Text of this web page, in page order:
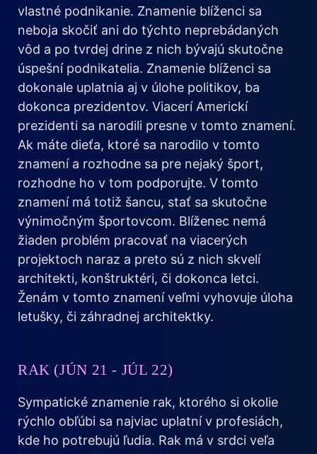
vlastné podnikanie. Znamenie blíženci sa
neboja skočiť ani do týchto neprebádaných
vôd a po tvrdej drine z nich bývajú skutočne
úspešní podnikatelia. Znamenie blíženci sa
dokonale uplatnia aj v úlohe politikov, ba
dokonca prezidentov. Viacerí Americkí
prezidenti sa narodili presne v tomto znamení.
Ak máte dieťa, ktoré sa narodilo v tomto
znamení a rozhodne sa pre nejaký šport,
rozhodne ho v tom podporujte. V tomto
znamení má totiž šancu, stať sa skutočne
výnimočným športovcom. Blíženec nemá
žiaden problém pracovať na viacerých
projektoch naraz a preto sú z nich skvelí
architekti, konštruktéri, či dokonca letci.
Ženám v tomto znamení veľmi vyhovuje úloha
letušky, či záhradnej architektky.
RAK (JÚN 21 - JÚL 22)
Sympatické znamenie rak, ktorého si okolie
rýchlo obľúbi sa najviac uplatní v profesiách,
kde ho potrebujú ľudia. Rak má v srdci veľa